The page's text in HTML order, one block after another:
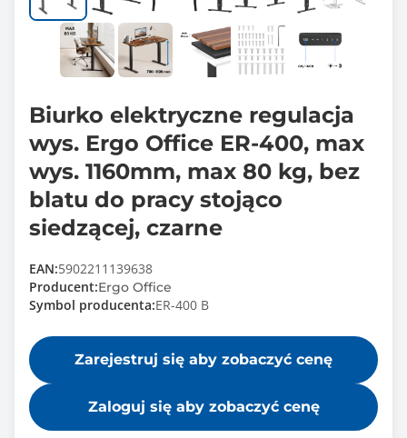
Biurko elektryczne regulacja
wys. Ergo Office ER-400, max
wys. 1160mm, max 80 kg, bez
blatu do pracy stojąco
siedzącej, czarne
EAN:5902211139638
Producent:Ergo Office
Symbol producenta:ER-400 B
Zarejestruj się aby zobaczyć cenę
Zaloguj się aby zobaczyć cenę